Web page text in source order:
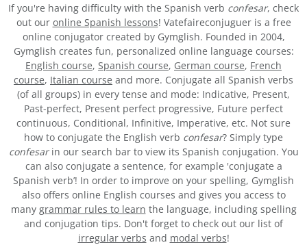
If you're having difficulty with the Spanish verb confesar, check
out our online Spanish lessons! Vatefaireconjuguer is a free
online conjugator created by Gymglish. Founded in 2004,
Gymglish creates fun, personalized online language courses:
English course, Spanish course, German course, French
course, Italian course and more. Conjugate all Spanish verbs
(of all groups) in every tense and mode: Indicative, Present,
Past-perfect, Present perfect progressive, Future perfect
continuous, Conditional, Infinitive, Imperative, etc. Not sure
how to conjugate the English verb confesar? Simply type
confesarin our search bar to view its Spanish conjugation. You
can also conjugate a sentence, for example 'conjugate a
Spanish verb’! In order to improve on your spelling, Gymglish
also offers online English courses and gives you access to
many grammar rules to learn the language, including spelling
and conjugation tips. Don't forget to check out our list of
irregular verbs and modal verbs!